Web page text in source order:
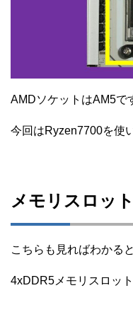
AMDソケットはAM5で
今回はRyzen7700を使
メモリスロット
こちらも見ればわかる
4xDDR5メモリスロッ